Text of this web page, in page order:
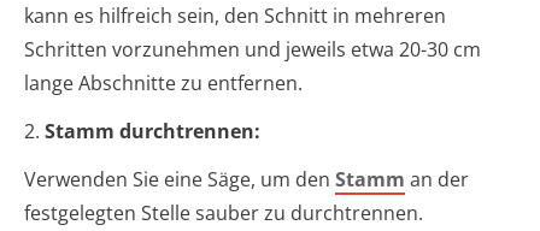
kann es hilfreich sein, den Schnitt in mehreren
Schritten vorzunehmen und jeweils etwa 20-30 cm
lange Abschnitte zu entfernen.
2. Stamm durchtrennen:
Verwenden Sie eine Säge, um den Stamm an der
festgelegten Stelle sauber zu durchtrennen.